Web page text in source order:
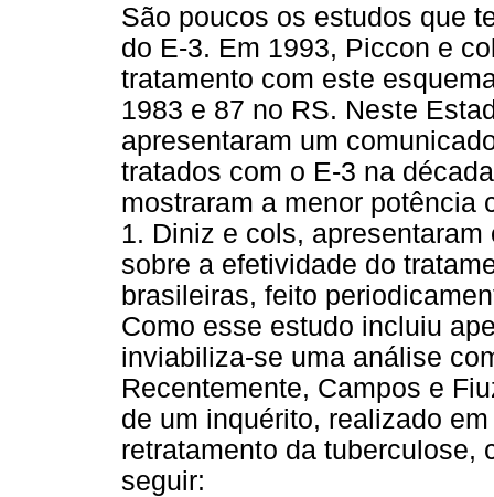
São poucos os estudos que
do E-3. Em 1993, Piccon e
tratamento com este
1983 e 87 no RS. Neste
apresentaram um
tratados com o E-3 na
mostraram a menor potência
1. Diniz e cols,
sobre a efetividade do
brasileiras, feito
Como esse estudo incluiu
inviabiliza-se uma análise
Recentemente, Campos e
de um inquérito, realizado
retratamento da tuberculose,
seguir: